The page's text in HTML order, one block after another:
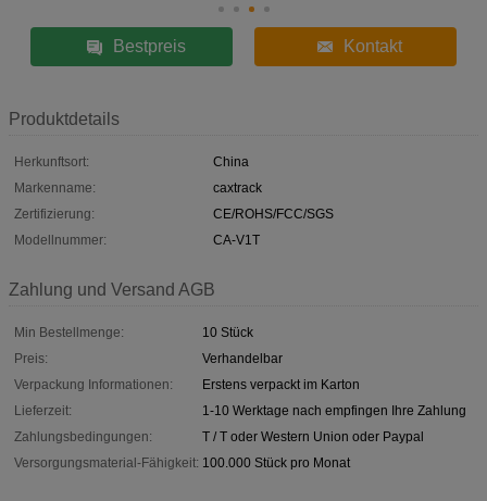
Bestpreis Kontakt
Produktdetails
Herkunftsort:
China
Markenname:
caxtrack
Zertifizierung:
CE/ROHS/FCC/SGS
Modellnummer:
CA-V1T
Zahlung und Versand AGB
Min Bestellmenge:
10 Stück
Preis:
Verhandelbar
Verpackung Informationen:
Erstens verpackt im Karton
Lieferzeit:
1-10 Werktage nach empfingen Ihre Zahlung
Zahlungsbedingungen:
T / T oder Western Union oder Paypal
Versorgungsmaterial-Fähigkeit: 100.000 Stück pro Monat